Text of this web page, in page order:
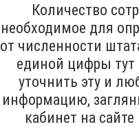
Количество
необходимое для
от численности
единой цифры тут
уточнить эту и
информацию,
кабинет на